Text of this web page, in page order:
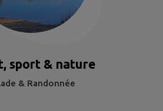
sport & nature
& Randonnée